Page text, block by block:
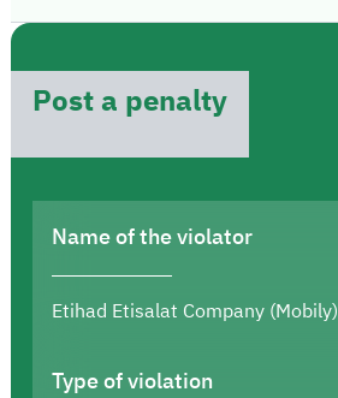
Post a penalty
Name of the violator
Etihad Etisalat Company (Mobily)
Type of violation